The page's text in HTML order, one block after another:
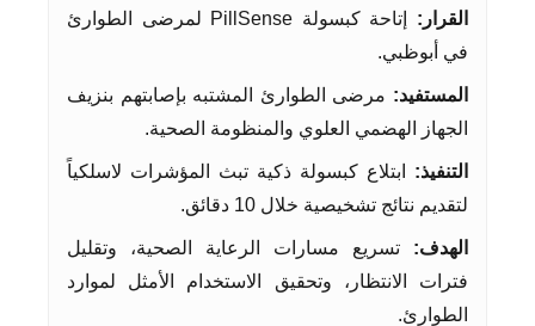
القرار:
إتاحة كبسولة PillSense لمرضى الطوارئ
في أبوظبي.
المستفيد: مرضى الطوارئ المشتبه بإصابتهم بنزيف
الجهاز الهضمي العلوي والمنظومة الصحية.
التنفيذ: ابتلاع كبسولة ذكية تبث المؤشرات لاسلكياً
لتقديم نتائج تشخيصية خلال 10 دقائق.
الهدف: تسريع مسارات الرعاية الصحية، وتقليل
فترات الانتظار، وتحقيق الاستخدام الأمثل لموارد
الطوارئ.